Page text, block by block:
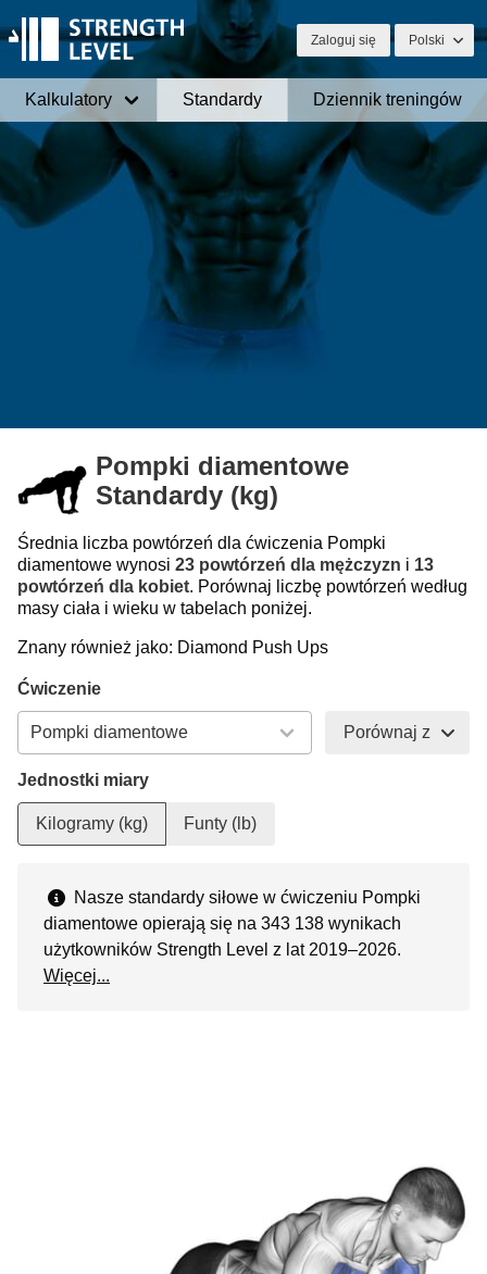
Zaloguj się Polski
Kalkulatory Standardy Dziennik treningów
Pompki diamentowe
Standardy (kg)
Średnia liczba powtórzeń dla ćwiczenia Pompki
diamentowe wynosi 23 powtórzeń dla mężczyzn i 13
powtórzeń dla kobiet. Porównaj liczbę powtórzeń według
masy ciała i wieku w tabelach poniżej.
Znany również jako: Diamond Push Ups
Ćwiczenie
Porównaj z
Jednostki miary
Kilogramy (kg) Funty (lb)
Nasze standardy siłowe w ćwiczeniu Pompki
diamentowe opierają się na 343 138 wynikach
użytkowników Strength Level z lat 2019–2026.
Więcej...